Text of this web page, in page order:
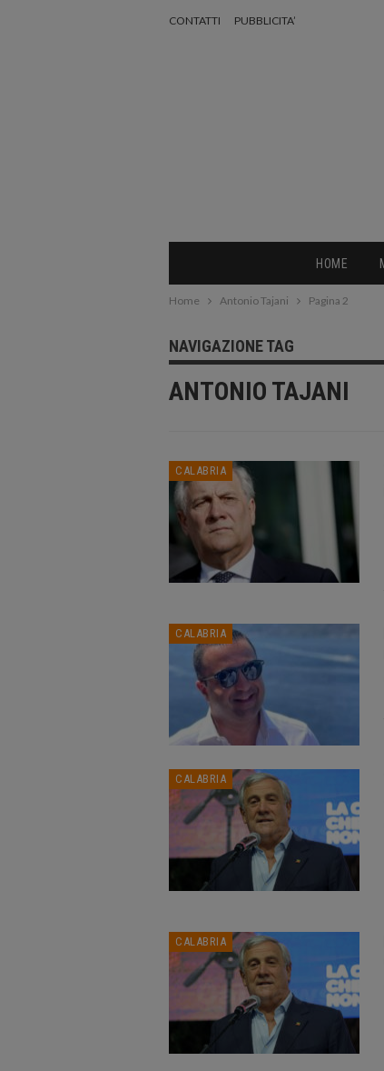
CONTATTI PUBBLICITA’
HOME
Home Antonio Tajani Pagina 2
NAVIGAZIONE TAG
ANTONIO TAJANI
CALABRIA
CALABRIA
CALABRIA
CALABRIA